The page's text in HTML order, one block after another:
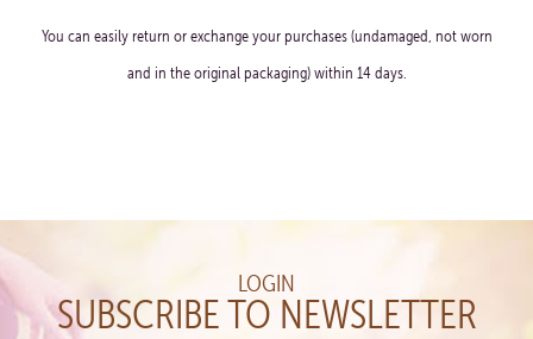
You can easily return or exchange your purchases (undamaged, not worn
and in the original packaging) within 14 days.
LOGIN
SUBSCRIBE TO NEWSLETTER